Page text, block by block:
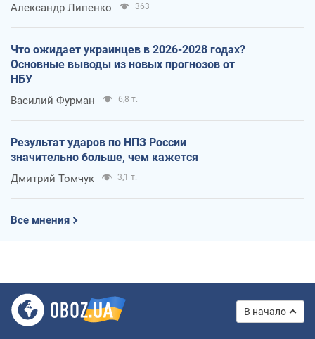
Александр Липенко 363
Что ожидает украинцев в 2026-2028 годах?
Основные выводы из новых прогнозов от
НБУ
Василий Фурман 6,8 т.
Результат ударов по НПЗ России
значительно больше, чем кажется
Дмитрий Томчук 3,1 т.
Все мнения
В начало